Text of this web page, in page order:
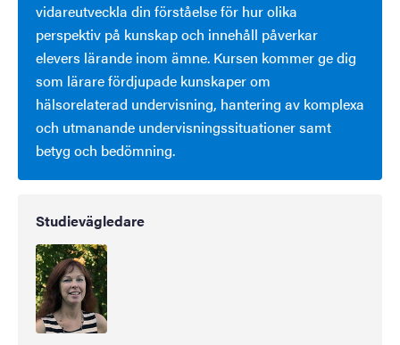
vidareutveckla din förståelse för hur olika
perspektiv på kunskap och innehåll påverkar
elevers lärande inom ämne. Kursen kommer ge dig
som lärare fördjupade kunskaper om
hälsorelaterad undervisning, hantering av komplexa
och utmanande undervisningssituationer samt
betyg och bedömning.
Studievägledare